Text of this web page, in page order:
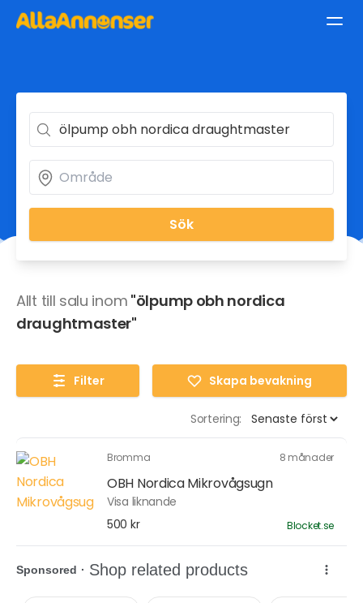
Sök
Allt till salu inom "ölpump obh nordica
draughtmaster"
Filter Skapa bevakning
Sortering:
Bromma 8 månader
OBH Nordica Mikrovågsugn
Visa liknande
500 kr
Blocket.se